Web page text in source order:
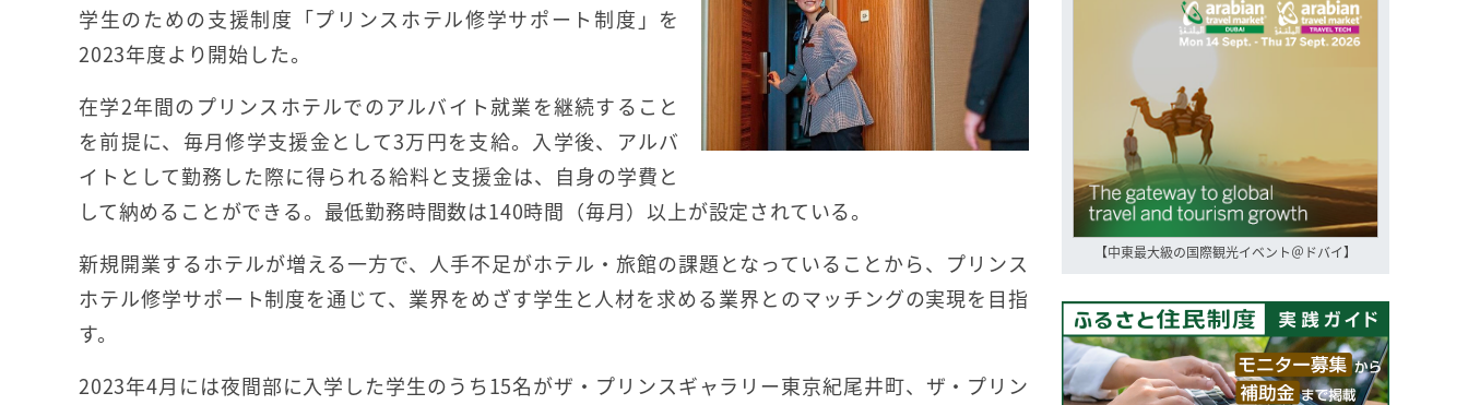
学生のための支援制度「プリンスホテル修学サポート制度」を
2023年度より開始した。
在学2年間のプリンスホテルでのアルバイト就業を継続すること
を前提に、毎月修学支援金として3万円を支給。入学後、アルバ
イトとして勤務した際に得られる給料と支援金は、自身の学費と
して納めることができる。最低勤務時間数は140時間（毎月）以上が設定されている。
新規開業するホテルが増える一方で、人手不足がホテル・旅館の課題となっていることから、プリンス
ホテル修学サポート制度を通じて、業界をめざす学生と人材を求める業界とのマッチングの実現を目指
す。
2023年4月には夜間部に入学した学生のうち15名がザ・プリンスギャラリー東京紀尾井町、ザ・プリン
【中東最大級の国際観光イベント＠ドバイ】